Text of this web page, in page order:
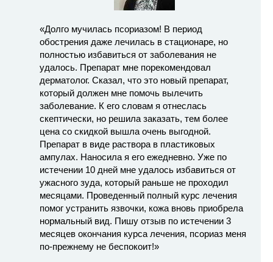
«Долго мучилась псориазом! В период
обострения даже лечилась в стационаре, но
полностью избавиться от заболевания не
удалось. Препарат мне порекомендовал
дерматолог. Сказал, что это новый препарат,
который должен мне помочь вылечить
заболевание. К его словам я отнеслась
скептически, но решила заказать, тем более
цена со скидкой вышла очень выгодной.
Препарат в виде раствора в пластиковых
ампулах. Наносила я его ежедневно. Уже по
истечении 10 дней мне удалось избавиться от
ужасного зуда, который раньше не проходил
месяцами. Проведенный полный курс лечения
помог устранить язвочки, кожа вновь приобрела
нормальный вид. Пишу отзыв по истечении 3
месяцев окончания курса лечения, псориаз меня
по-прежнему не беспокоит!»